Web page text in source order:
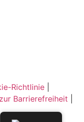
Richtlinie|
Barrierefreiheit